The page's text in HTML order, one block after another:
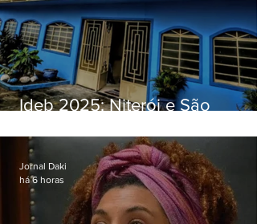
Ideb 2025: Niterói e São
distintos no ensino médio; veja
Jornal Daki
há 6 horas